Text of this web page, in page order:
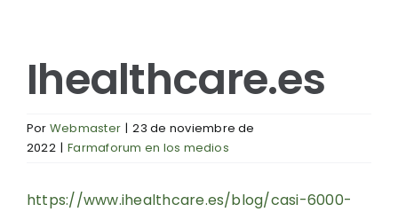
Ihealthcare.es
Por Webmaster | 23 de noviembre de
2022 | Farmaforum en los medios
https://www.ihealthcare.es/blog/casi-6000-